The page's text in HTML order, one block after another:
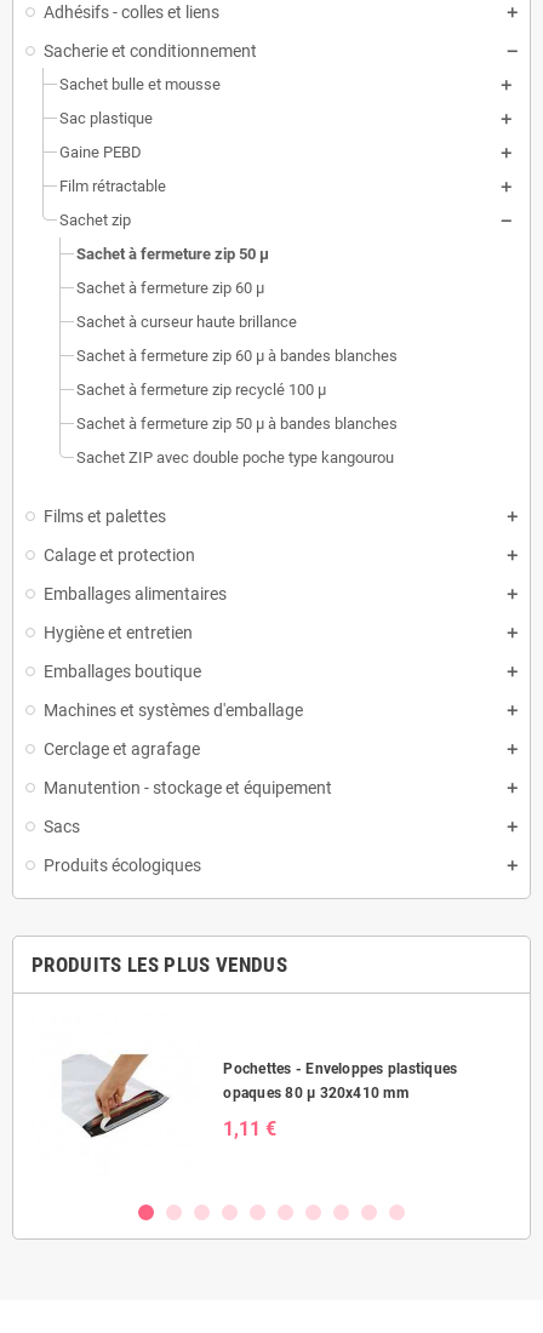
Adhésifs - colles et liens
Sacherie et conditionnement
Sachet bulle et mousse
Sac plastique
Gaine PEBD
Film rétractable
Sachet zip
Sachet à fermeture zip 50 µ
Sachet à fermeture zip 60 µ
Sachet à curseur haute brillance
Sachet à fermeture zip 60 µ à bandes blanches
Sachet à fermeture zip recyclé 100 µ
Sachet à fermeture zip 50 µ à bandes blanches
Sachet ZIP avec double poche type kangourou
Films et palettes
Calage et protection
Emballages alimentaires
Hygiène et entretien
Emballages boutique
Machines et systèmes d'emballage
Cerclage et agrafage
Manutention - stockage et équipement
Sacs
Produits écologiques
PRODUITS LES PLUS VENDUS
Pochettes - Enveloppes plastiques
opaques 80 µ 320x410 mm
1,11 €